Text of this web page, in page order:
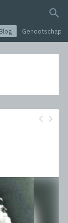
query
Blog Genootschap